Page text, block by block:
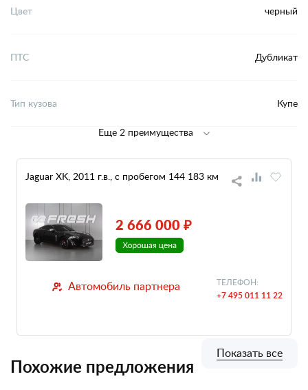
Цвет черный
ПТС Дубликат
Тип кузова Купе
Еще 2 преимущества
Jaguar XK, 2011 г.в., с пробегом 144 183 км
2 666 000 ₽
Автомобиль партнера ТЕЛЕФОН:
+7 495 011 11 22
Похожие предложения
Показать все